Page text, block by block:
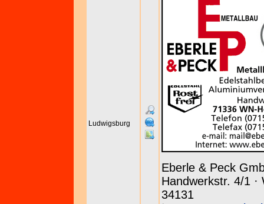
Ludwigsburg
Eberle & Peck
Handwerkstr. 4/1 ·
34131